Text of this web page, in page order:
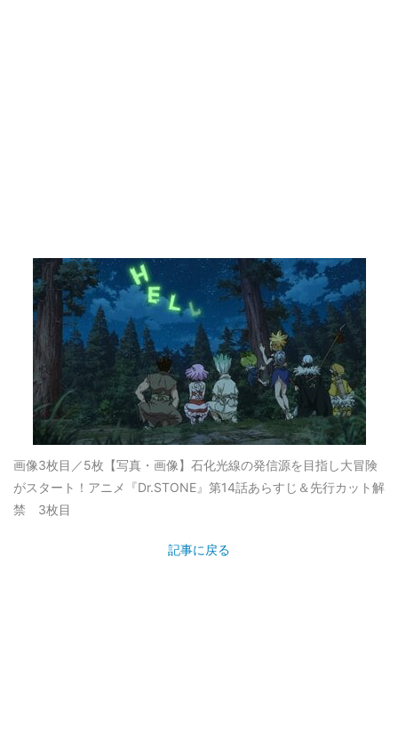
画像3枚目／5枚 【写真・画像】石化光線の発信源を目指し大冒険
がスタート！アニメ『Dr.STONE』第14話あらすじ＆先行カット解
禁 3枚目
記事に戻る